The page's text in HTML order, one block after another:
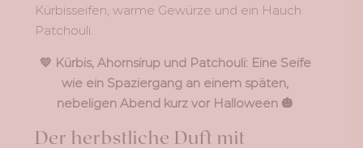
Kürbisseifen, warme Gewürze und ein Hauch
Patchouli.
💛 Kürbis, Ahornsirup und Patchouli: Eine Seife
wie ein Spaziergang an einem späten,
nebeligen Abend kurz vor Halloween 🎃
Der herbstliche Duft mit